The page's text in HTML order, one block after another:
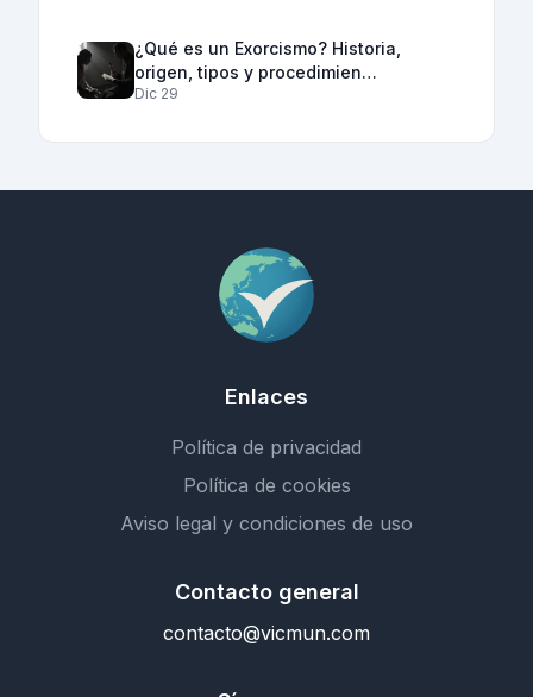
¿Qué es un Exorcismo? Historia,
origen, tipos y procedimien…
Dic 29
Enlaces
Política de privacidad
Política de cookies
Aviso legal y condiciones de uso
Contacto general
contacto@vicmun.com